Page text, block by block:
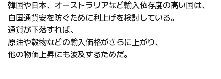
韓国や日本、オーストラリアなど輸入依存度の高い国は、
自国通貨安を防ぐために利上げを検討している。
通貨が下落すれば、
原油や穀物などの輸入価格がさらに上がり、
他の物価上昇にも波及するためだ。